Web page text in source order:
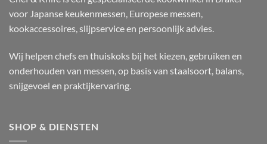
voor Japanse keukenmessen, Europese messen,
kookaccessoires, slijpservice en persoonlijk advies.
Wij helpen chefs en thuiskoks bij het kiezen, gebruiken en
onderhouden van messen, op basis van staalsoort, balans,
snijgevoel en praktijkervaring.
SHOP & DIENSTEN